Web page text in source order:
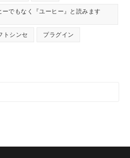
でもなく『ユーヒー』と読みます
トシンセ プラグイン